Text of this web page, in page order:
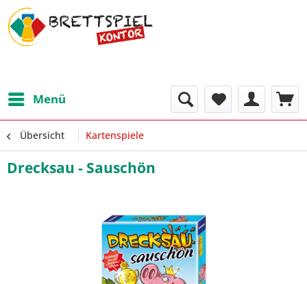
Menü
Übersicht Kartenspiele
Drecksau - Sauschön